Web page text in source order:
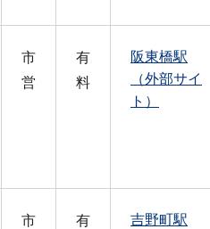
市
営
有
料
阪東橋駅
（外部サイ
ト）
市
有
吉野町駅